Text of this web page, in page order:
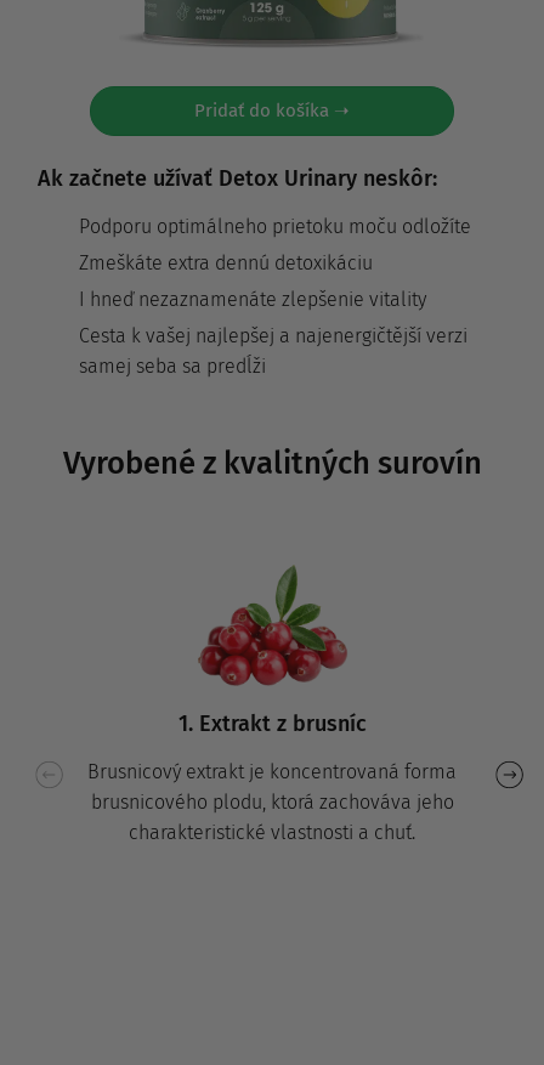
Pridať do košíka ➝
Ak začnete užívať Detox Urinary neskôr:
Podporu optimálneho prietoku moču odložíte
Zmeškáte extra dennú detoxikáciu
I hneď nezaznamenáte zlepšenie vitality
Cesta k vašej najlepšej a najenergičtější verzi
samej seba sa predĺži
Vyrobené z kvalitných surovín
1. Extrakt z brusníc
Brusnicový extrakt je koncentrovaná forma
brusnicového plodu, ktorá zachováva jeho
charakteristické vlastnosti a chuť.